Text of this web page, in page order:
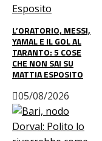
L’ORATORIO, MESSI,
YAMAL E IL GOL AL
TARANTO: 5 COSE
CHE NON SAI SU
MATTIA ESPOSITO
05/08/2026